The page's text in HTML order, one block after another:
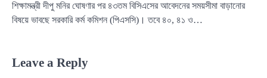
শিক্ষামন্ত্রী দীপু মনির ঘোষণার পর ৪৩তম বিসিএসের আবেদনের সময়সীমা বাড়ানোর
বিষয়ে ভাবছে সরকারি কর্ম কমিশন (পিএসসি)। তবে ৪০, ৪১ ও…
Leave a Reply